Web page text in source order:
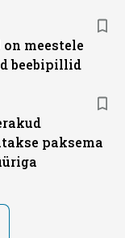
meestele
beebipillid
paksema